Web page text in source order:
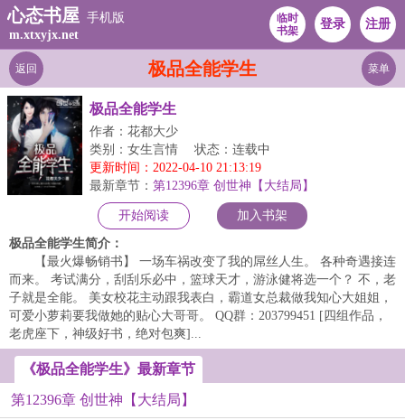
心态书屋 手机版
m.xtxyjx.net
临时
书架
登录 注册
极品全能学生
返回 菜单
极品全能学生
作者：花都大少
类别：女生言情
状态：连载中
更新时间：2022-04-10 21:13:19
最新章节： 第12396章 创世神【大结局】
开始阅读 加入书架
极品全能学生简介：
【最火爆畅销书】 一场车祸改变了我的屌丝人生。 各种奇遇接连
而来。 考试满分，刮刮乐必中，篮球天才，游泳健将选一个？ 不，老
子就是全能。 美女校花主动跟我表白，霸道女总裁做我知心大姐姐，
可爱小萝莉要我做她的贴心大哥哥。 QQ群：203799451 [四组作品，
老虎座下，神级好书，绝对包爽]...
《极品全能学生》最新章节
第12396章 创世神【大结局】